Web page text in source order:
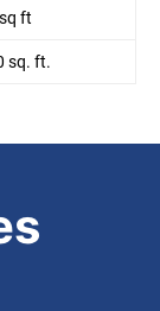
ft
sq. ft.